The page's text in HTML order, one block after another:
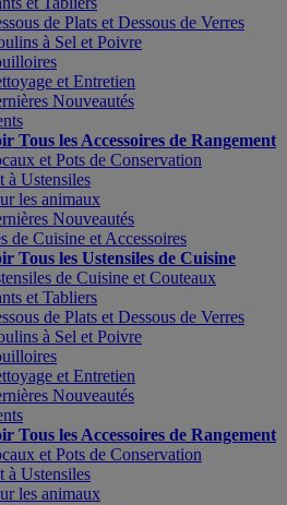
de Plats et Dessous de Verres
à Sel et Poivre
et Entretien
Nouveautés
Tous les Accessoires de Rangement
et Pots de Conservation
à Ustensiles
les animaux
Nouveautés
de Cuisine et Accessoires
Tous les Ustensiles de Cuisine
de Cuisine et Couteaux
et Tabliers
de Plats et Dessous de Verres
à Sel et Poivre
et Entretien
Nouveautés
Tous les Accessoires de Rangement
et Pots de Conservation
à Ustensiles
les animaux